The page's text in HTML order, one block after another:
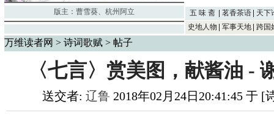
版主： 曹雪葵、 杭州阿立 五 味 斋 茗香茶语
天下
史地人物
军事天地 跨国
万维读者网 > 诗词歌赋 > 帖子
〈七言〉赏美图，献酱油 -
送交者: 辽鲁 2018年02月24日20:41:45 于